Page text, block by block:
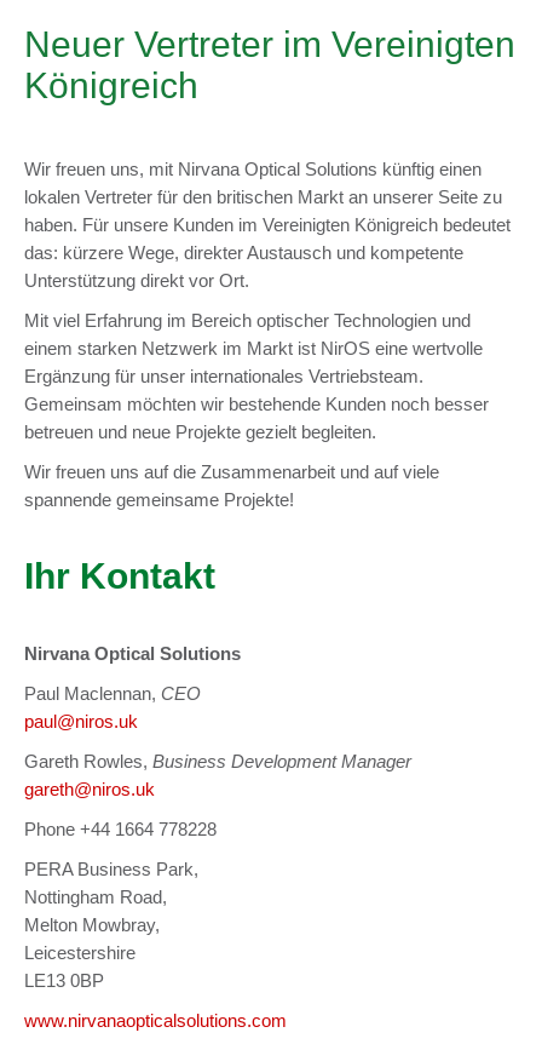
Neuer Vertreter im Vereinigten
Königreich
Wir freuen uns, mit Nirvana Optical Solutions künftig einen
lokalen Vertreter für den britischen Markt an unserer Seite zu
haben. Für unsere Kunden im Vereinigten Königreich bedeutet
das: kürzere Wege, direkter Austausch und kompetente
Unterstützung direkt vor Ort.
Mit viel Erfahrung im Bereich optischer Technologien und
einem starken Netzwerk im Markt ist NirOS eine wertvolle
Ergänzung für unser internationales Vertriebsteam.
Gemeinsam möchten wir bestehende Kunden noch besser
betreuen und neue Projekte gezielt begleiten.
Wir freuen uns auf die Zusammenarbeit und auf viele
spannende gemeinsame Projekte!
Ihr Kontakt
Nirvana Optical Solutions
Paul Maclennan, CEO
paul@niros.uk
Gareth Rowles, Business Development Manager
gareth@niros.uk
Phone +44 1664 778228
PERA Business Park,
Nottingham Road,
Melton Mowbray,
Leicestershire
LE13 0BP
www.nirvanaopticalsolutions.com